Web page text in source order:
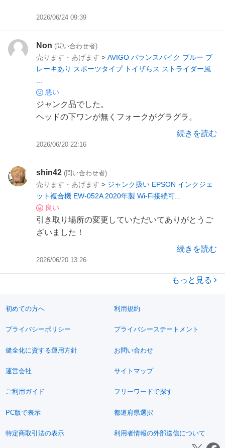
2026/06/24 09:39
Non (問い合わせ者)
売ります・あげます > AVIGO バランスバイク ブルー ブ
レーキあり スポーツタイプ トイザらス ストライダー風
悪い
ジャンク品でした。
ヘッドの下ワンが無くフォークがグラグラ。
続きを読む
2026/06/20 22:16
shin42 (問い合わせ者)
売ります・あげます > ジャンク扱い EPSON インクジェ
ット複合機 EW-052A 2020年製 Wi-Fi接続可...
良い
引き取り場所の変更していただいてありがとうご
ざいました！
また機会があればよろしくお願いします。続きを読む
2026/06/20 13:26
もっと見る
初めての方へ 利用規約
プライバシーポリシー プライバシーステートメント
健全化に資する運用方針 お問い合わせ
運営会社 サイトマップ
ご利用ガイド フリーワードで探す
PC版で表示 都道府県選択
特定商取引法の表示 利用者情報の外部送信について